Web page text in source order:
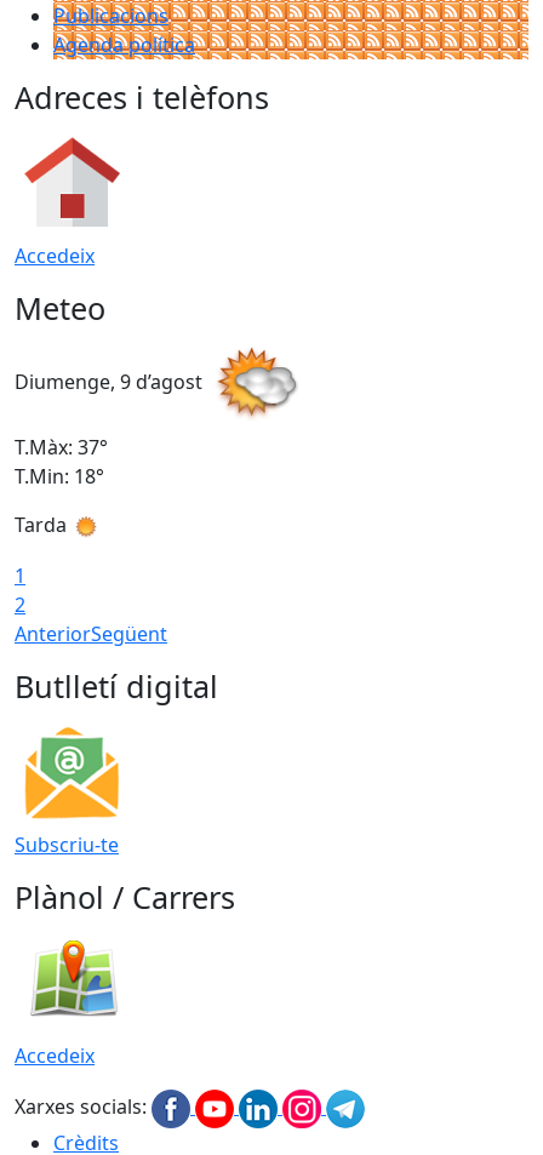
Publicacions
Agenda política
Adreces i telèfons
Accedeix
Meteo
Diumenge, 9 d’agost
T.Màx: 37°
T.Min: 18°
Tarda
1
2
AnteriorSegüent
Butlletí digital
Subscriu-te
Plànol / Carrers
Accedeix
Xarxes socials:
Crèdits